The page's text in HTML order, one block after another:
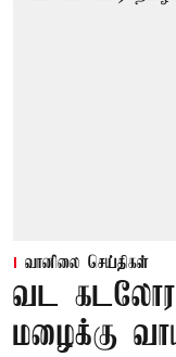
வானிலை செய்திகள்
வட கடலோர
மழைக்கு